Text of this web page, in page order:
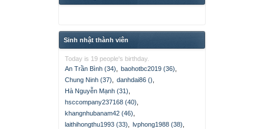
Sinh nhật thành viên
Today is 19 people's birthday.
An Trần Bình (34)
baohotbc2019 (36)
Chung Ninh (37)
danhdai86 ()
Hà Nguyễn Mạnh (31)
hsccompany237168 (40)
khangnhubanam42 (46)
laithihongthu1993 (33)
lvphong1988 (38)